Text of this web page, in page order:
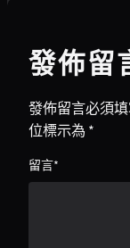
發佈留
發佈留言必須
位標示為 *
留言*